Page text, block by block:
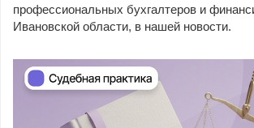
профессиональных бухгалтеров и
Ивановской области, в нашей новости.